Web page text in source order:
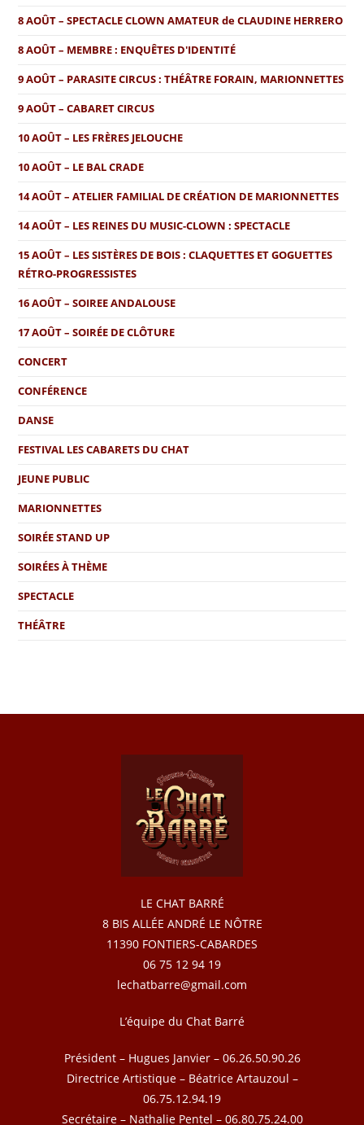
8 AOÛT – SPECTACLE CLOWN AMATEUR de CLAUDINE HERRERO
8 AOÛT – MEMBRE : ENQUÊTES D'IDENTITÉ
9 AOÛT – PARASITE CIRCUS : THÉÂTRE FORAIN, MARIONNETTES
9 AOÛT – CABARET CIRCUS
10 AOÛT – LES FRÈRES JELOUCHE
10 AOÛT – LE BAL CRADE
14 AOÛT – ATELIER FAMILIAL DE CRÉATION DE MARIONNETTES
14 AOÛT – LES REINES DU MUSIC-CLOWN : SPECTACLE
15 AOÛT – LES SISTÈRES DE BOIS : CLAQUETTES ET GOGUETTES
RÉTRO-PROGRESSISTES
16 AOÛT – SOIREE ANDALOUSE
17 AOÛT – SOIRÉE DE CLÔTURE
CONCERT
CONFÉRENCE
DANSE
FESTIVAL LES CABARETS DU CHAT
JEUNE PUBLIC
MARIONNETTES
SOIRÉE STAND UP
SOIRÉES À THÈME
SPECTACLE
THÉÂTRE
LE CHAT BARRÉ
8 BIS ALLÉE ANDRÉ LE NÔTRE
11390 FONTIERS-CABARDES
06 75 12 94 19
lechatbarre@gmail.com
L’équipe du Chat Barré
Président – Hugues Janvier – 06.26.50.90.26
Directrice Artistique – Béatrice Artauzoul –
06.75.12.94.19
Secrétaire – Nathalie Pentel – 06.80.75.24.00